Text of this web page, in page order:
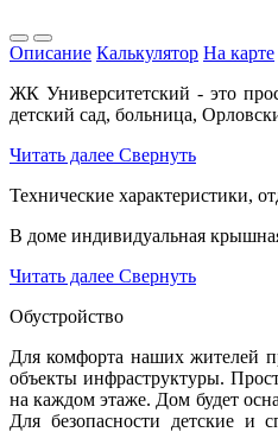
Описание Калькулятор На карте
ЖК Университетский - это
детский сад, больница,
Читать далее Свернуть
Технические характеристики,
В доме индивидуальная
Читать далее Свернуть
Обустройство
Для комфорта наших жителей
объекты инфраструктуры.
на каждом этаже. Дом будет
Для безопасности детские и